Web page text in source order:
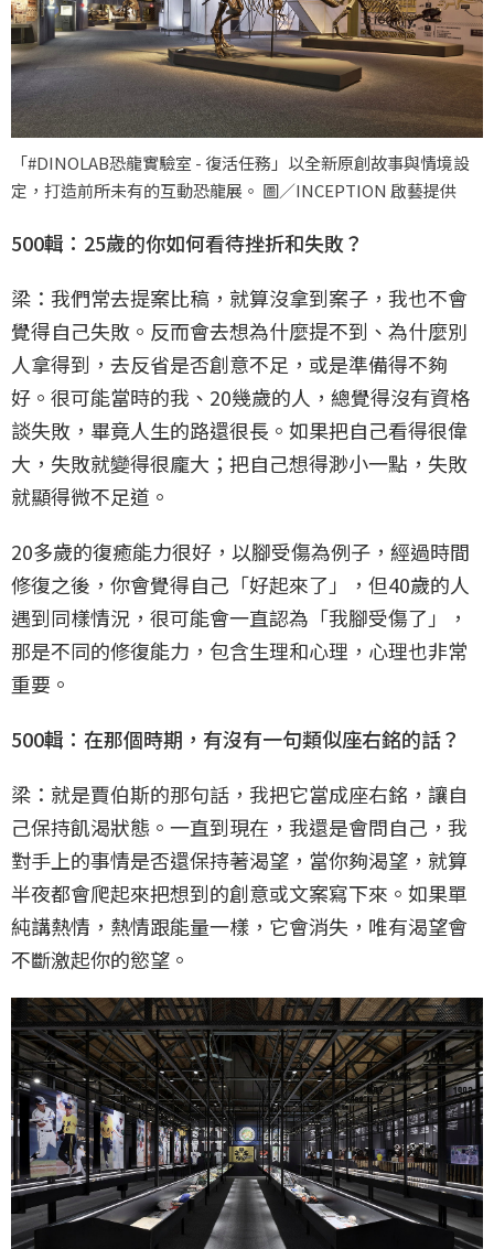
「#DINOLAB恐龍實驗室 - 復活任務」以全新原創故事與情境設
定，打造前所未有的互動恐龍展。 圖／INCEPTION 啟藝提供
500輯：25歲的你如何看待挫折和失敗？
梁：我們常去提案比稿，就算沒拿到案子，我也不會
覺得自己失敗。反而會去想為什麼提不到、為什麼別
人拿得到，去反省是否創意不足，或是準備得不夠
好。很可能當時的我、20幾歲的人，總覺得沒有資格
談失敗，畢竟人生的路還很長。如果把自己看得很偉
大，失敗就變得很龐大；把自己想得渺小一點，失敗
就顯得微不足道。
20多歲的復癒能力很好，以腳受傷為例子，經過時間
修復之後，你會覺得自己「好起來了」，但40歲的人
遇到同樣情況，很可能會一直認為「我腳受傷了」，
那是不同的修復能力，包含生理和心理，心理也非常
重要。
500輯：在那個時期，有沒有一句類似座右銘的話？
梁：就是賈伯斯的那句話，我把它當成座右銘，讓自
己保持飢渴狀態。一直到現在，我還是會問自己，我
對手上的事情是否還保持著渴望，當你夠渴望，就算
半夜都會爬起來把想到的創意或文案寫下來。如果單
純講熱情，熱情跟能量一樣，它會消失，唯有渴望會
不斷激起你的慾望。